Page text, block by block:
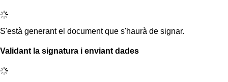
S'està generant el document que s'haurà de signar.
Validant la signatura i enviant dades